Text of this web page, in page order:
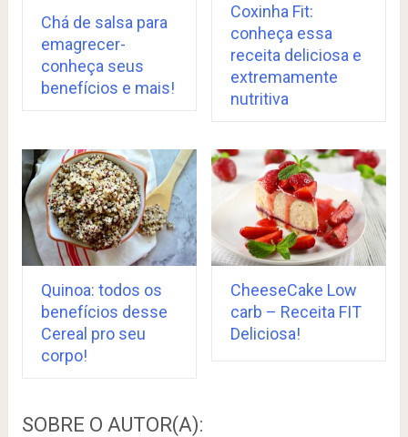
Chá de salsa para
emagrecer-
conheça seus
benefícios e mais!
Coxinha Fit:
conheça essa
receita deliciosa e
extremamente
nutritiva
Quinoa: todos os
benefícios desse
Cereal pro seu
corpo!
CheeseCake Low
carb – Receita FIT
Deliciosa!
SOBRE O AUTOR(A):